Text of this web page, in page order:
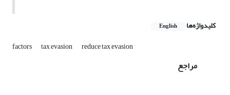
کلیدواژه‌ها English
factors tax evasion reduce tax evasion
مراجع